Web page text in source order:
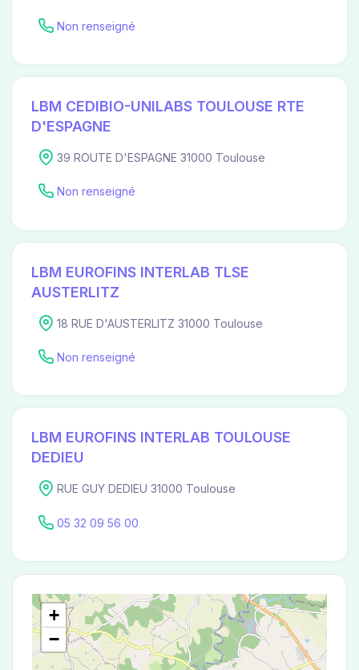
Non renseigné
LBM CEDIBIO-UNILABS TOULOUSE RTE
D'ESPAGNE
39 ROUTE D'ESPAGNE 31000 Toulouse
Non renseigné
LBM EUROFINS INTERLAB TLSE
AUSTERLITZ
18 RUE D'AUSTERLITZ 31000 Toulouse
Non renseigné
LBM EUROFINS INTERLAB TOULOUSE
DEDIEU
RUE GUY DEDIEU 31000 Toulouse
05 32 09 56 00
+
−